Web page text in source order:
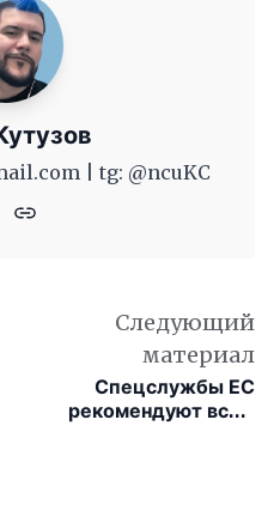
| tg: @ncuKC
Следующий
материал
Спецслужбы ЕС
рекомендуют всем